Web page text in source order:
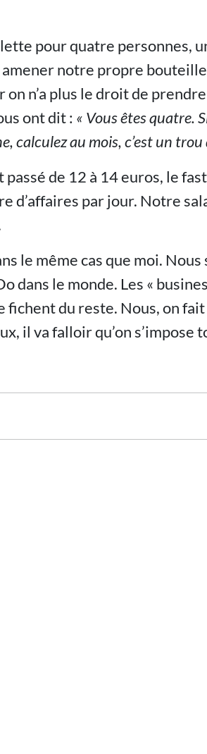
pour quatre personnes,
notre propre
n’a plus le droit de prendre
ont dit : « Vous êtes quatre.
calculez au mois, c’est un trou
passé de 12 à 14 euros, le
d’affaires par jour. Notre
le même cas que moi. Nous
dans le monde. Les «
fichent du reste. Nous, on
il va falloir qu’on s’impose